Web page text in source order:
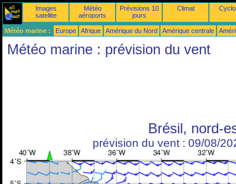
Images
satellite
Météo
aéroports
Prévisions 10
jours
Climat
Météo marine : Europe Afrique Amérique du Nord Amérique centrale
Météo marine : prévision du vent
Brésil, nord-
prévision du vent : 09/08/